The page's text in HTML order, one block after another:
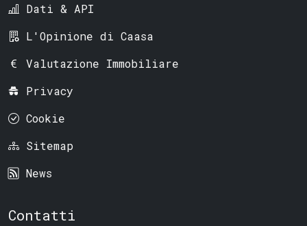
Dati & API
L'Opinione di Caasa
Valutazione Immobiliare
Privacy
Cookie
Sitemap
News
Contatti